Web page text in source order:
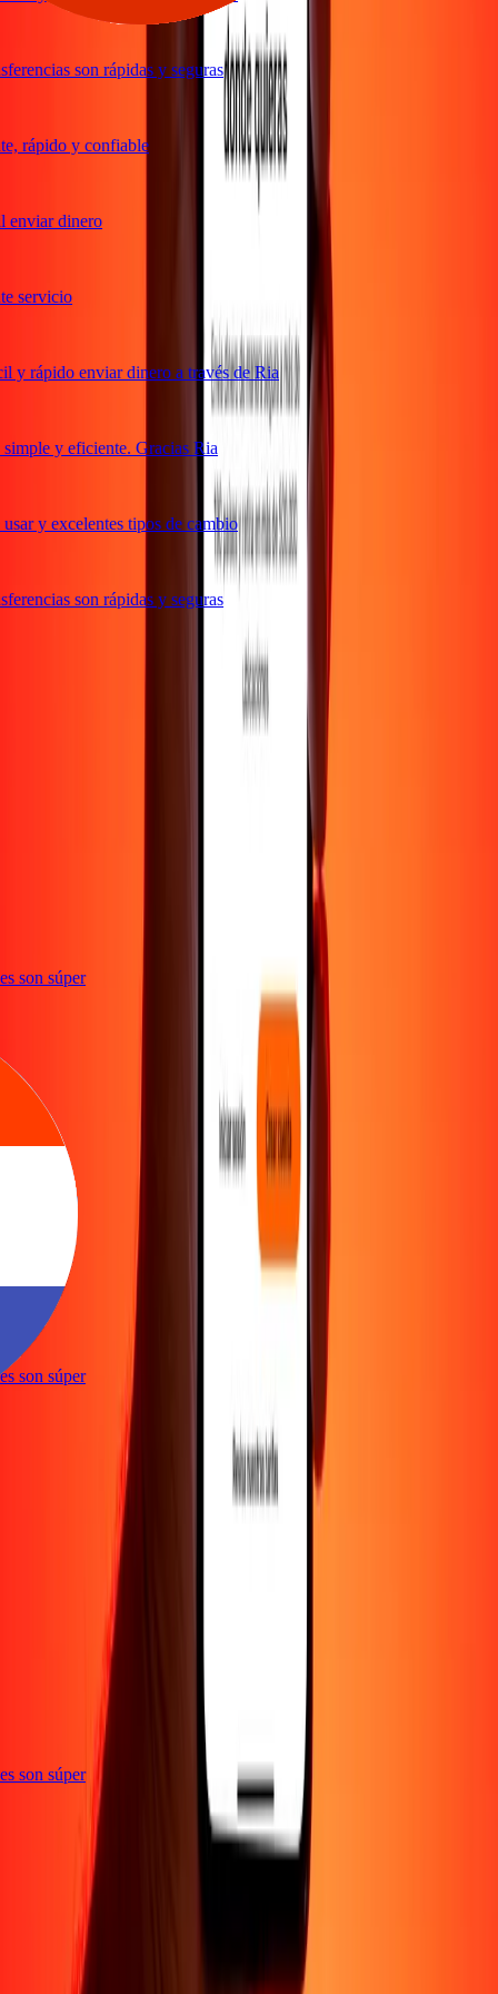
son rápidas y seguras
rápido y confiable
dinero
servicio
rápido enviar dinero a través de Ria
y eficiente. Gracias Ria
y excelentes tipos de cambio
son rápidas y seguras
son súper
son súper
son súper
Blog Corporativo